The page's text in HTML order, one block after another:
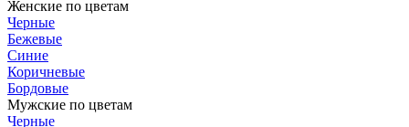
Женские по цветам
Черные
Бежевые
Синие
Коричневые
Бордовые
Мужские по цветам
Черные